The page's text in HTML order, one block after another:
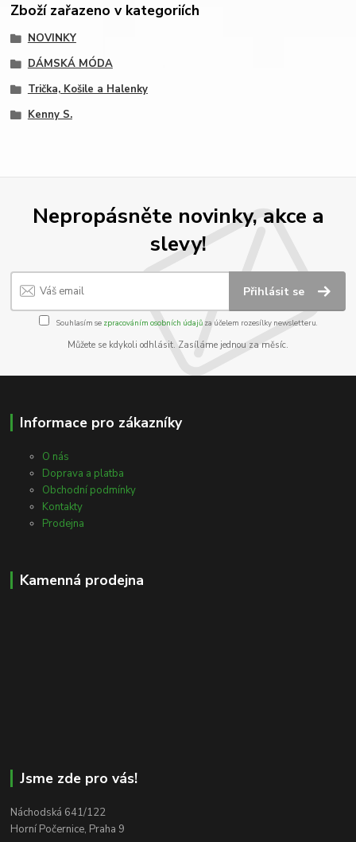
Zboží zařazeno v kategoriích
NOVINKY
DÁMSKÁ MÓDA
Trička, Košile a Halenky
Kenny S.
Nepropásněte novinky, akce a
slevy!
Přihlásit se
Souhlasím se zpracováním osobních údajůza účelem rozesílky newsletteru.
Můžete se kdykoli odhlásit. Zasíláme jednou za měsíc.
Informace pro zákazníky
O nás
Doprava a platba
Obchodní podmínky
Kontakty
Prodejna
Kamenná prodejna
Jsme zde pro vás!
Náchodská 641/122
Horní Počernice, Praha 9